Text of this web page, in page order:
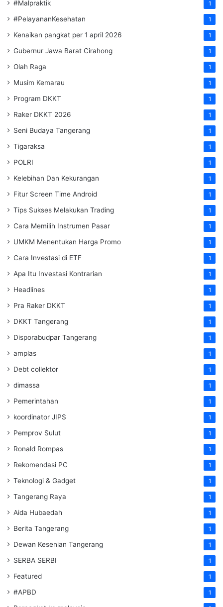
#Malpraktik 1
#PelayananKesehatan 1
Kenaikan pangkat per 1 april 2026 1
Gubernur Jawa Barat Cirahong 1
Olah Raga 1
Musim Kemarau 1
Program DKKT 1
Raker DKKT 2026 1
Seni Budaya Tangerang 1
Tigaraksa 1
POLRI 1
Kelebihan Dan Kekurangan 1
Fitur Screen Time Android 1
Tips Sukses Melakukan Trading 1
Cara Memilih Instrumen Pasar 1
UMKM Menentukan Harga Promo 1
Cara Investasi di ETF 1
Apa Itu Investasi Kontrarian 1
Headlines 1
Pra Raker DKKT 1
DKKT Tangerang 1
Disporabudpar Tangerang 1
amplas 1
Debt collektor 1
dimassa 1
Pemerintahan 1
koordinator JIPS 1
Pemprov Sulut 1
Ronald Rompas 1
Rekomendasi PC 1
Teknologi & Gadget 1
Tangerang Raya 1
Aida Hubaedah 1
Berita Tangerang 1
Dewan Kesenian Tangerang 1
SERBA SERBI 1
Featured 1
#APBD 1